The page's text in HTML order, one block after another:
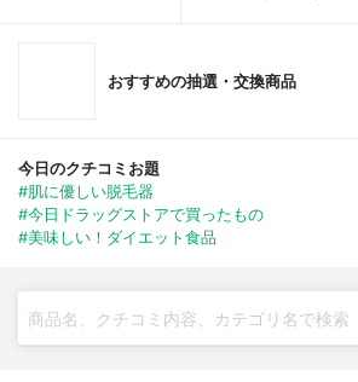
おすすめの抽選・交換商品
今日のクチコミお題
#肌に優しい脱毛器
#今日ドラッグストアで買ったもの
#美味しい！ダイエット食品